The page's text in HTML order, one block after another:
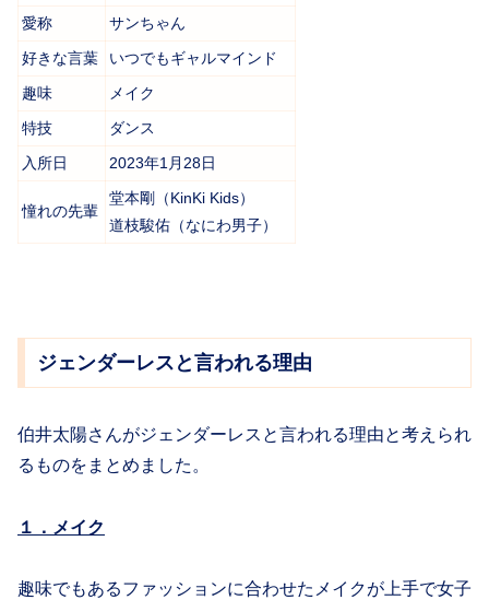
愛称
サンちゃん
好きな言葉
いつでもギャルマインド
趣味
メイク
特技
ダンス
入所日
2023年1月28日
憧れの先輩
堂本剛（KinKi Kids）
道枝駿佑（なにわ男子）
ジェンダーレスと言われる理由
伯井太陽さんがジェンダーレスと言われる理由と考えられ
るものをまとめました。
１．メイク
趣味でもあるファッションに合わせたメイクが上手で女子